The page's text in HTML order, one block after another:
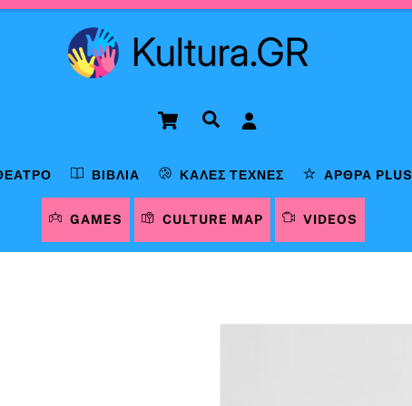
Cart Αναζήτηση
ΒΙΒΛΊΑ ΚΑΛΈΣ ΤΈΧΝΕΣ ΆΡΘΡΑ PLUS
GAMES CULTURE MAP VIDEOS